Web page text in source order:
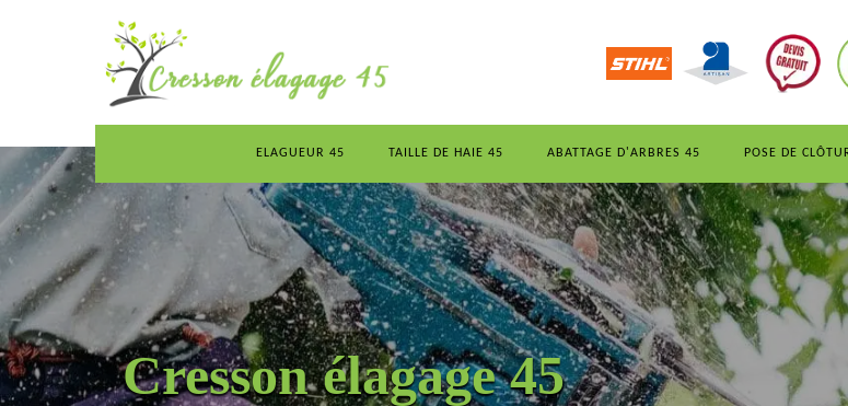
ELAGUEUR 45 TAILLE DE HAIE 45 ABATTAGE D'ARBRES 45 POSE DE
Cresson élagage 45